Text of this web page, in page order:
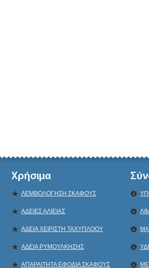
Χρήσιμα
ΛΕΜΒΟΛΟΓΗΣΗ ΣΚΑΦΟΥΣ
ΑΔΕΙΕΣ ΑΛΙΕΙΑΣ
ΑΔΕΙΑ ΧΕΙΡΙΣΤΗ ΤΑΧΥΠΛΟΟΥ
ΑΔΕΙΑ ΡΥΜΟΥΛΚΗΣΗΣ
ΑΠΑΡΑΙΤΗΤΑ ΕΦΟΔΙΑ ΣΚΑΦΟΥΣ